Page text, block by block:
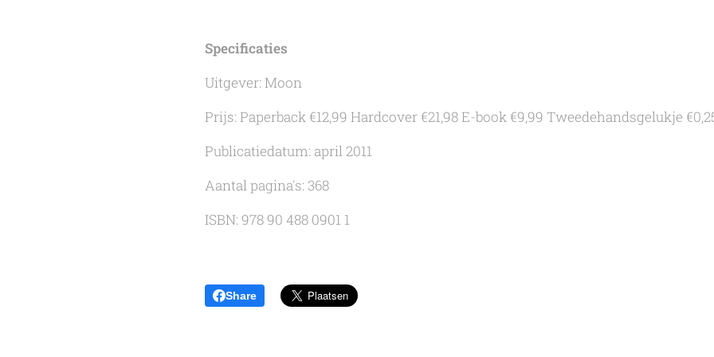
Specificaties
Uitgever: Moon
Prijs: Paperback €12,99 Hardcover €21,98 E-book €9,99 Tweedehandsgelukje
Publicatiedatum: april 2011
Aantal pagina's: 368
ISBN: 978 90 488 0901 1
Share